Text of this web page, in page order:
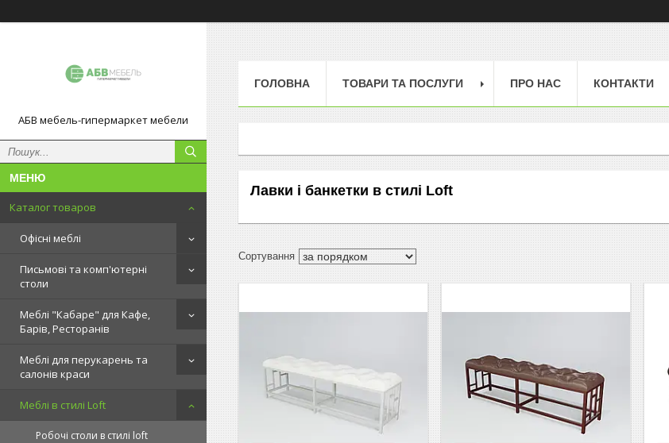
АБВ мебель-гипермаркет мебели
Каталог товаров
Офісні меблі
Письмові та комп'ютерні
столи
Меблі "Кабаре" для Кафе,
Барів, Ресторанів
Меблі для перукарень та
салонів краси
Меблі в стилі Loft
Робочі столи в стилі loft
ГОЛОВНА ТОВАРИ ТА ПОСЛУГИ ПРО НАС КОНТАКТИ
Лавки і банкетки в стилі Loft